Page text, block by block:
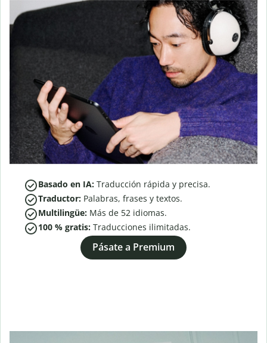
Basado en IA: Traducción rápida y precisa.
Traductor: Palabras, frases y textos.
Multilingüe: Más de 52 idiomas.
100 % gratis: Traducciones ilimitadas.
Pásate a Premium